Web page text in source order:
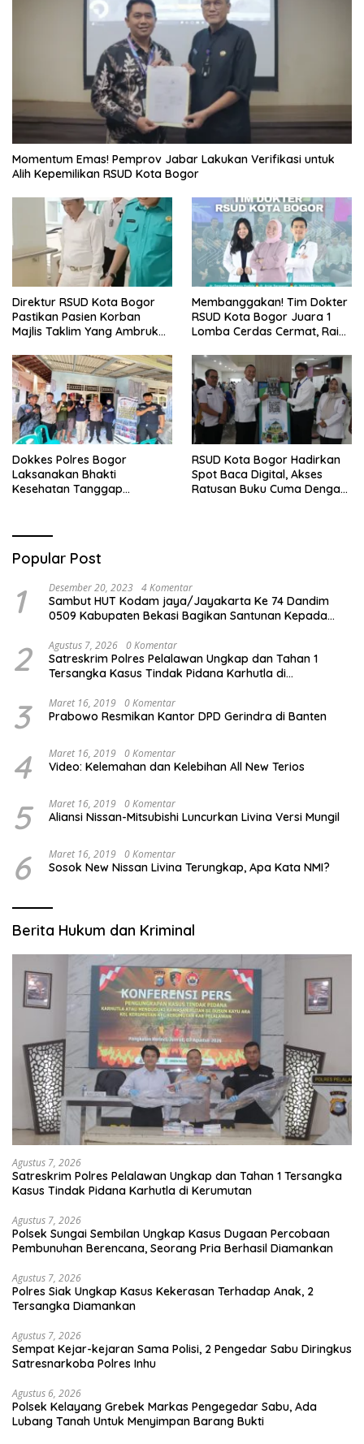
Momentum Emas! Pemprov Jabar Lakukan Verifikasi untuk
Alih Kepemilikan RSUD Kota Bogor
Direktur RSUD Kota Bogor
Pastikan Pasien Korban
Majlis Taklim Yang Ambruk
Perawatan Maksimal
Membanggakan! Tim Dokter
RSUD Kota Bogor Juara 1
Lomba Cerdas Cermat, Raih
Se-Bogor
Dokkes Polres Bogor
Laksanakan Bhakti
Kesehatan Tanggap
RSUD Kota Bogor Hadirkan
Spot Baca Digital, Akses
Ratusan Buku Cuma Dengan
Popular Post
1 Desember 20, 2023 4 Komentar
Sambut HUT Kodam jaya/Jayakarta Ke 74 Dandim
0509 Kabupaten Bekasi Bagikan Santunan Kepada
2 Agustus 7, 2026 0 Komentar
Satreskrim Polres Pelalawan Ungkap dan Tahan 1
Tersangka Kasus Tindak Pidana Karhutla di
3 Maret 16, 2019 0 Komentar
Prabowo Resmikan Kantor DPD Gerindra di Banten
4 Maret 16, 2019 0 Komentar
Video: Kelemahan dan Kelebihan All New Terios
5 Maret 16, 2019 0 Komentar
Aliansi Nissan-Mitsubishi Luncurkan Livina Versi Mungil
6 Maret 16, 2019 0 Komentar
Sosok New Nissan Livina Terungkap, Apa Kata NMI?
Berita Hukum dan Kriminal
Agustus 7, 2026
Satreskrim Polres Pelalawan Ungkap dan Tahan 1 Tersangka
Kasus Tindak Pidana Karhutla di Kerumutan
Agustus 7, 2026
Polsek Sungai Sembilan Ungkap Kasus Dugaan Percobaan
Pembunuhan Berencana, Seorang Pria Berhasil Diamankan
Agustus 7, 2026
Polres Siak Ungkap Kasus Kekerasan Terhadap Anak, 2
Tersangka Diamankan
Agustus 7, 2026
Sempat Kejar-kejaran Sama Polisi, 2 Pengedar Sabu Diringkus
Satresnarkoba Polres Inhu
Agustus 6, 2026
Polsek Kelayang Grebek Markas Pengegedar Sabu, Ada
Lubang Tanah Untuk Menyimpan Barang Bukti